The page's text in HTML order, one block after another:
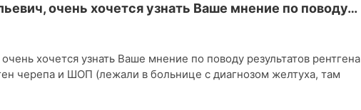
очень хочется узнать Ваше мнение по поводу…
хочется узнать Ваше мнение по поводу результатов рентгена
черепа и ШОП (лежали в больнице с диагнозом желтуха, там